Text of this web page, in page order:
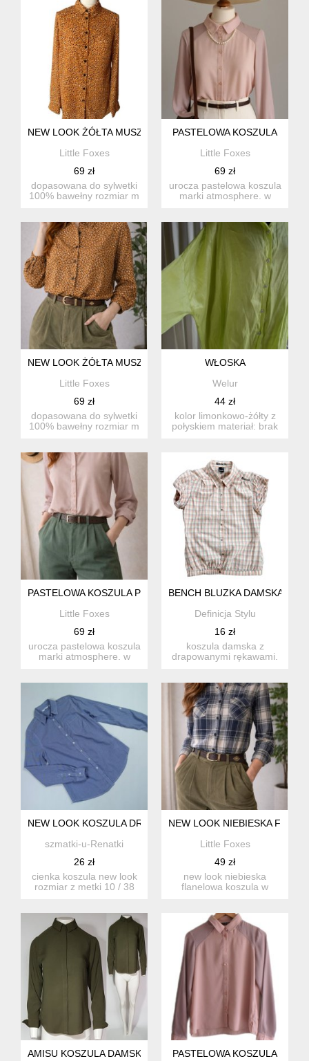
NEW LOOK ŻÓŁTA MUSZTARDOWA KOSZULA RETRO W
Little Foxes
69 zł
dopasowana do sylwetki
100% bawełny rozmiar m
PASTELOWA KOSZULA
Little Foxes
69 zł
urocza pastelowa koszula
marki atmosphere. w
NEW LOOK ŻÓŁTA MUSZTARDOWA KOSZULA RETRO W
Little Foxes
69 zł
dopasowana do sylwetki
100% bawełny rozmiar m
WŁOSKA
Welur
44 zł
kolor limonkowo-żółty z
połyskiem materiał: brak
PASTELOWA KOSZULA PUDROWY RÓŻ
Little Foxes
69 zł
urocza pastelowa koszula
marki atmosphere. w
BENCH BLUZKA DAMSKA W
Definicja Stylu
16 zł
koszula damska z
drapowanymi rękawami.
NEW LOOK KOSZULA DROBNIUTKA KRATECZKA BAWEŁNA
szmatki-u-Renatki
26 zł
cienka koszula new look
rozmiar z metki 10 / 38
NEW LOOK NIEBIESKA
Little Foxes
49 zł
new look niebieska
flanelowa koszula w
AMISU KOSZULA DAMSKA KHAKI WISKOZA R 32 34 36 HV252
PASTELOWA KOSZULA